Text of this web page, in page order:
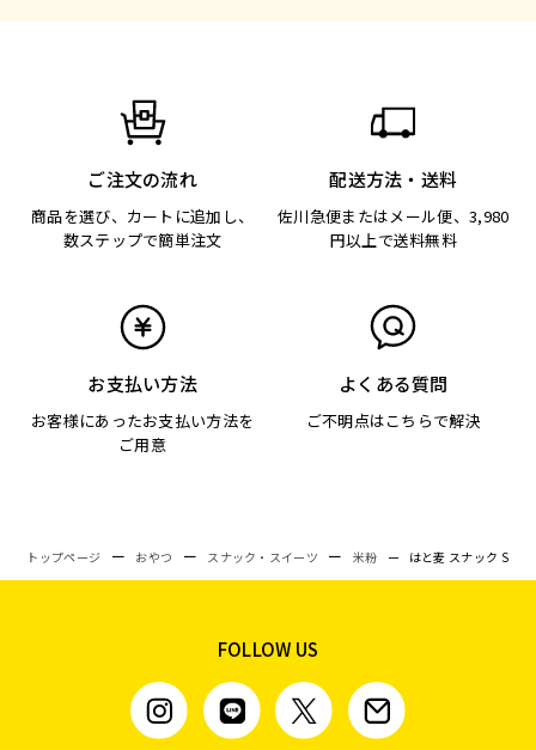
ご注文の流れ
商品を選び、カートに追加し、
数ステップで簡単注文
配送方法・送料
佐川急便またはメール便、3,980
円以上で送料無料
お支払い方法
お客様にあったお支払い方法を
ご用意
よくある質問
ご不明点はこちらで解決
トップページ おやつ スナック・スイーツ 米粉 はと麦 スナック S
FOLLOW US